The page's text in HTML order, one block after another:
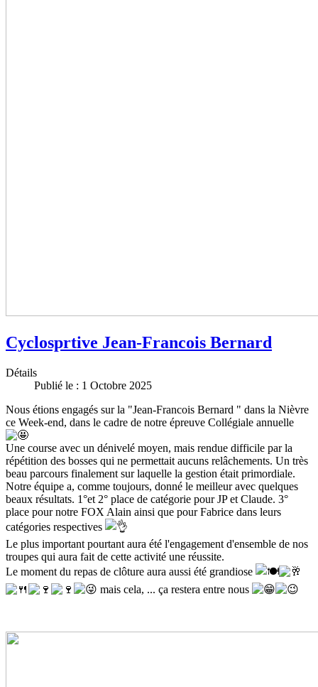
Cyclosprtive Jean-Francois Bernard
Détails
Publié le : 1 Octobre 2025
Nous étions engagés sur la "Jean-Francois Bernard " dans la Nièvre
ce Week-end, dans le cadre de notre épreuve Collégiale annuelle
Une course avec un dénivelé moyen, mais rendue difficile par la
répétition des bosses qui ne permettait aucuns relâchements. Un très
beau parcours finalement sur laquelle la gestion était primordiale.
Notre équipe a, comme toujours, donné le meilleur avec quelques
beaux résultats. 1°et 2° place de catégorie pour JP et Claude. 3°
place pour notre FOX Alain ainsi que pour Fabrice dans leurs
catégories respectives
Le plus important pourtant aura été l'engagement d'ensemble de nos
troupes qui aura fait de cette activité une réussite.
Le moment du repas de clôture aura aussi été grandiose
mais cela, ... ça restera entre nous